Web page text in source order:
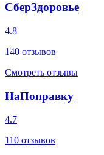
СберЗдоровье
4.8
140 отзывов
Смотреть отзывы
НаПоправку
4.7
110 отзывов